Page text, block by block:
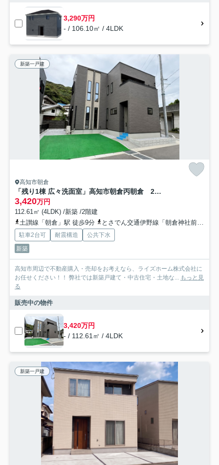
3,290万円
- / 106.10㎡ / 4LDK
新築一戸建
高知市朝倉
「残り1棟 広々洗面室」高知市朝倉丙朝倉 2号地新築一戸建て
3,420万円
112.61㎡ (4LDK) /新築 /2階建
土讃線「朝倉」駅 徒歩9分
とさでん交通伊野線「朝倉神社前」駅 徒歩9分
駐車2台可 耐震構造
公共下水
新築
高知市周辺で不動産購入・売却をお考えなら、ライズホーム株式会社に
お任せください！！ 弊社では新築戸建て・中古住宅・土地な... もっと見
る
販売中の物件
3,420万円
- / 112.61㎡ / 4LDK
新築一戸建